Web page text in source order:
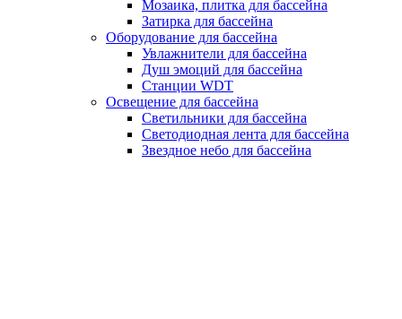
Мозаика, плитка для бассейна
Затирка для бассейна
Оборудование для бассейна
Увлажнители для бассейна
Душ эмоций для бассейна
Станции WDT
Освещение для бассейна
Светильники для бассейна
Светодиодная лента для бассейна
Звездное небо для бассейна